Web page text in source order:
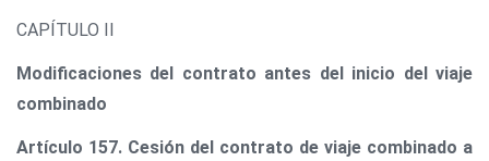
CAPÍTULO II
Modificaciones del contrato antes del inicio del viaje
combinado
Artículo 157. Cesión del contrato de viaje combinado a